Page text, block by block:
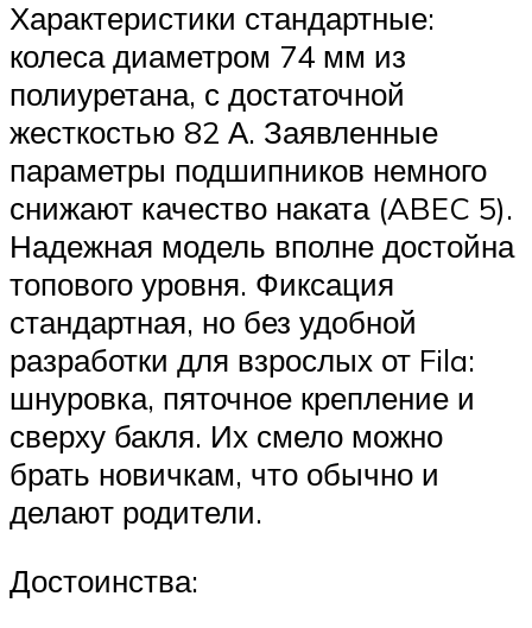
Характеристики стандартные:
колеса диаметром 74 мм из
полиуретана, с достаточной
жесткостью 82 А. Заявленные
параметры подшипников немного
снижают качество наката (ABEC 5).
Надежная модель вполне достойна
топового уровня. Фиксация
стандартная, но без удобной
разработки для взрослых от Fila:
шнуровка, пяточное крепление и
сверху бакля. Их смело можно
брать новичкам, что обычно и
делают родители.
Достоинства: